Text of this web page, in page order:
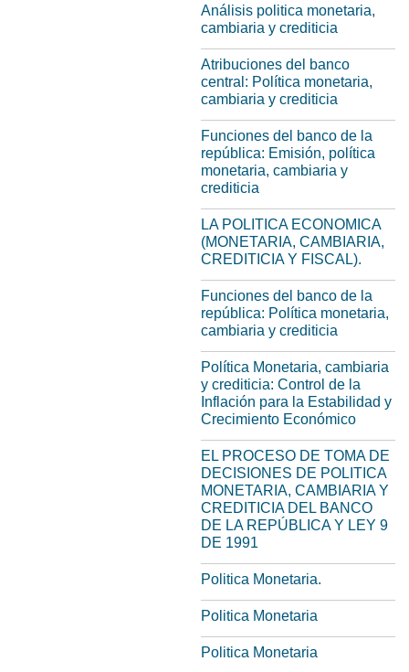
Análisis politica monetaria,
cambiaria y crediticia
Atribuciones del banco
central: Política monetaria,
cambiaria y crediticia
Funciones del banco de la
república: Emisión, política
monetaria, cambiaria y
crediticia
LA POLITICA ECONOMICA
(MONETARIA, CAMBIARIA,
CREDITICIA Y FISCAL).
Funciones del banco de la
república: Política monetaria,
cambiaria y crediticia
Política Monetaria, cambiaria
y crediticia: Control de la
Inflación para la Estabilidad y
Crecimiento Económico
EL PROCESO DE TOMA DE
DECISIONES DE POLITICA
MONETARIA, CAMBIARIA Y
CREDITICIA DEL BANCO
DE LA REPÚBLICA Y LEY 9
DE 1991
Politica Monetaria.
Politica Monetaria
Politica Monetaria